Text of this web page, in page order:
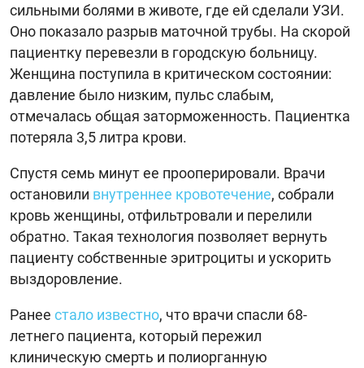
сильными болями в животе, где ей сделали УЗИ.
Оно показало разрыв маточной трубы. На скорой
пациентку перевезли в городскую больницу.
Женщина поступила в критическом состоянии:
давление было низким, пульс слабым,
отмечалась общая заторможенность. Пациентка
потеряла 3,5 литра крови.
Спустя семь минут ее прооперировали. Врачи
остановили внутреннее кровотечение, собрали
кровь женщины, отфильтровали и перелили
обратно. Такая технология позволяет вернуть
пациенту собственные эритроциты и ускорить
выздоровление.
Ранее стало известно, что врачи спасли 68-
летнего пациента, который пережил
клиническую смерть и полиорганную